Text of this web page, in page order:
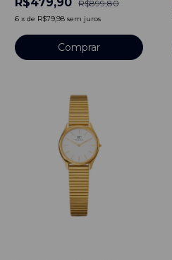
R$899,80
6 x de R$79,98 sem juros